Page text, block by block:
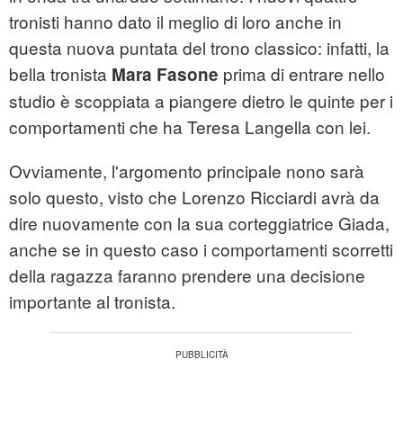
tronisti hanno dato il meglio di loro anche in
questa nuova puntata del trono classico: infatti, la
bella tronista Mara Fasone prima di entrare nello
studio è scoppiata a piangere dietro le quinte per i
comportamenti che ha Teresa Langella con lei.
Ovviamente, l'argomento principale nono sarà
solo questo, visto che Lorenzo Ricciardi avrà da
dire nuovamente con la sua corteggiatrice Giada,
anche se in questo caso i comportamenti scorretti
della ragazza faranno prendere una decisione
importante al tronista.